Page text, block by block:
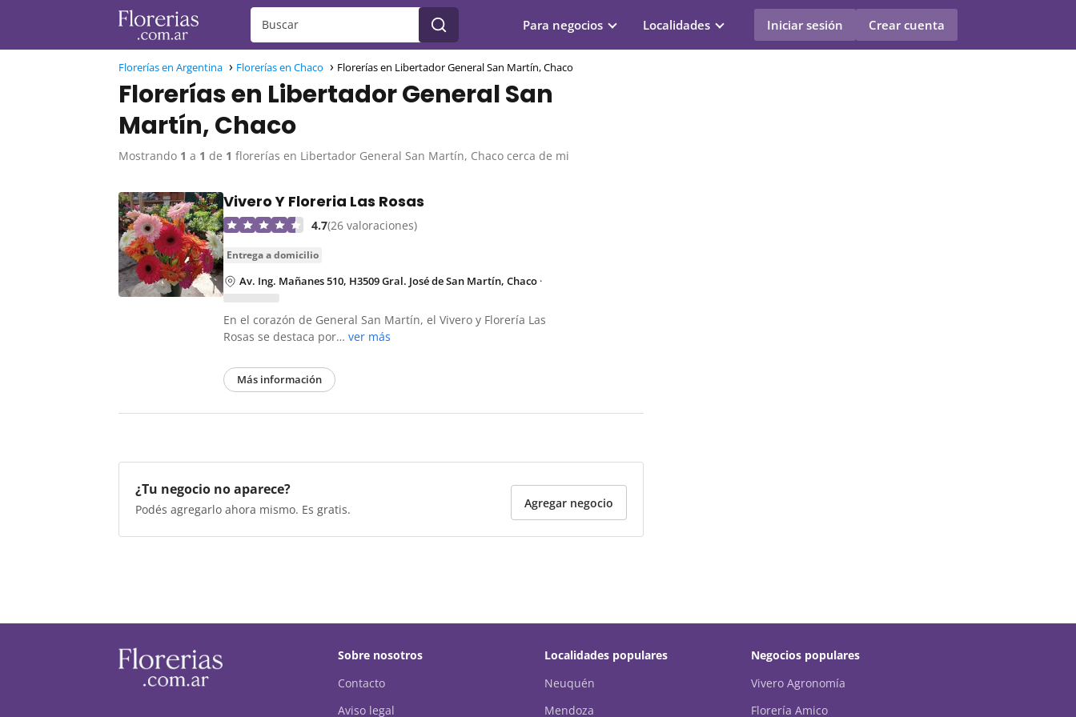
Para negocios Localidades Iniciar sesión Crear cuenta
Florerías en Argentina Florerías en Chaco Florerías en Libertador General San Martín, Chaco
Florerías en Libertador General San
Martín, Chaco
Mostrando 1 a 1 de 1 florerías en Libertador General San Martín, Chaco cerca de mi
Vivero Y Floreria Las Rosas
4.7(26 valoraciones)
entrega a domicilio
Av. Ing. Mañanes 510, H3509 Gral. José de San Martín, Chaco ·
En el corazón de General San Martín, el Vivero y Florería Las
Rosas se destaca por…ver más
Más información
¿Tu negocio no aparece?
Podés agregarlo ahora mismo. Es gratis. Agregar negocio
Sobre nosotros
Contacto
Aviso legal
Localidades populares
Neuquén
Mendoza
Negocios populares
Vivero Agronomía
Florería Amico